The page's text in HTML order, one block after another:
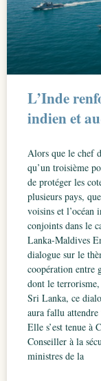
L’Inde
indien et
Alors que le chef
qu’un troisième
de protéger les
plusieurs pays,
voisins et l’océan
conjoints dans le
Lanka-Maldives
dialogue sur le
coopération entre
dont le
Sri Lanka, ce
aura fallu
Elle s’est tenue à
Conseiller à la
ministres de la